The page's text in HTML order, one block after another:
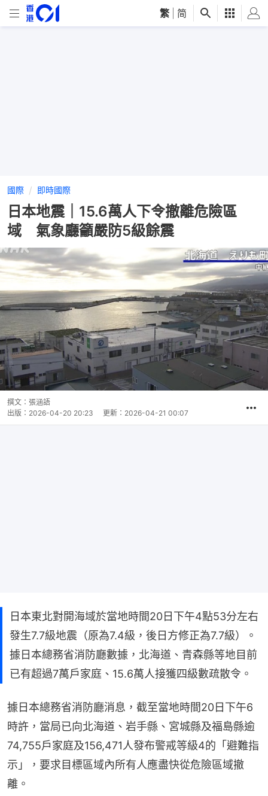
繁 简
國際 即時國際
日本地震｜15.6萬人下令撤離危險區
域 氣象廳籲嚴防5級餘震
撰文： 張涵語
出版： 2026-04-20 20:23 更新： 2026-04-21 00:07
日本東北對開海域於當地時間20日下午4點53分左右
發生7.7級地震（原為7.4級，後日方修正為7.7級）。
據日本總務省消防廳數據，北海道、青森縣等地目前
已有超過7萬戶家庭、15.6萬人接獲四級數疏散令。
據日本總務省消防廳消息，截至當地時間20日下午6
時許，當局已向北海道、岩手縣、宮城縣及福島縣逾
74,755戶家庭及156,471人發布警戒等級4的「避難指
示」，要求目標區域內所有人應盡快從危險區域撤
離。